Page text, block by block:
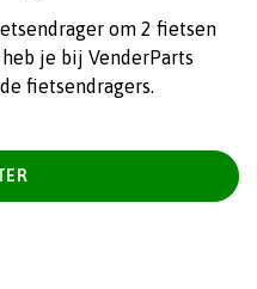
om 2 fietsen
je bij VenderParts
fietsendragers.